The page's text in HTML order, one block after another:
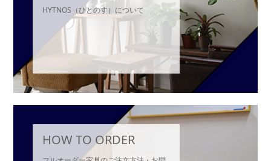
HYTNOS（ひとのす）について
HOW TO ORDER